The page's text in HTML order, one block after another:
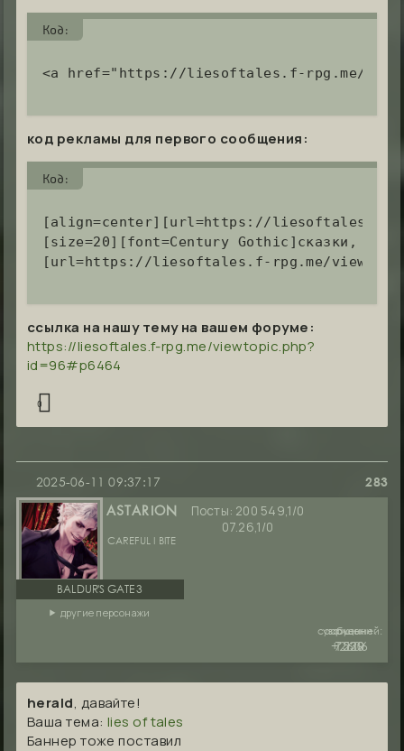
Код:
<a href="https://liesoftales.f-rpg.me/"><img
код рекламы для первого сообщения:
Код:
[align=center][url=https://liesoftales.f-
[size=20][font=Century Gothic]сказки,
[url=https://liesoftales.f-rpg.me/
ссылка на нашу тему на вашем форуме:
https://liesoftales.f-rpg.me/viewtopic.php?
id=96#p6464
0
283
2025-06-11 09:37:17
ASTARION
CAREFUL I BITE
BALDUR'S GATE 3
руны:
7530
сообщений:
1229
уважение:
+2606
другие персонажи
Посты: 200 549,1/0
07.26,1/0
herald, давайте!
Ваша тема: lies of tales
Баннер тоже поставил